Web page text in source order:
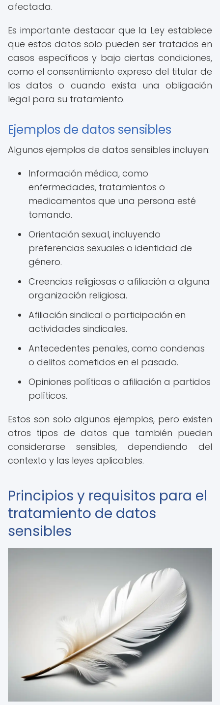
afectada.
Es importante destacar que la Ley establece
que estos datos solo pueden ser tratados en
casos específicos y bajo ciertas condiciones,
como el consentimiento expreso del titular de
los datos o cuando exista una obligación
legal para su tratamiento.
Ejemplos de datos sensibles
Algunos ejemplos de datos sensibles incluyen:
Información médica, como
enfermedades, tratamientos o
medicamentos que una persona esté
tomando.
Orientación sexual, incluyendo
preferencias sexuales o identidad de
género.
Creencias religiosas o afiliación a alguna
organización religiosa.
Afiliación sindical o participación en
actividades sindicales.
Antecedentes penales, como condenas
o delitos cometidos en el pasado.
Opiniones políticas o afiliación a partidos
políticos.
Estos son solo algunos ejemplos, pero existen
otros tipos de datos que también pueden
considerarse sensibles, dependiendo del
contexto y las leyes aplicables.
Principios y requisitos para el
tratamiento de datos
sensibles